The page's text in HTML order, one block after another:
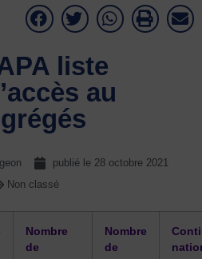
liste
au
publié le 28 octobre 2021
Non classé
Nombre
de
Nombre
de